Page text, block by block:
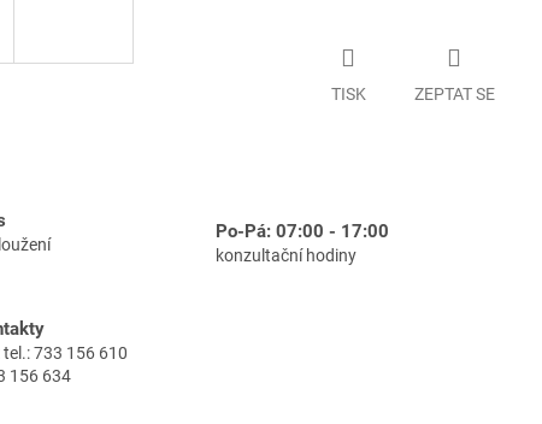
TISK ZEPTAT SE
Po-Pá: 07:00 - 17:00
konzultační hodiny
733 156 610
156 634